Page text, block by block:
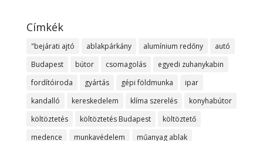
Címkék
"bejárati ajtó ablakpárkány alumínium redőny
autó
Budapest
bútor csomagolás
egyedi zuhanykabin
fordítóiroda
gyártás gépi földmunka
ipar
kandalló
kereskedelem klíma szerelés
konyhabútor
költöztetés
költöztetés Budapest
költöztető
medence
munkavédelem műanyag ablak